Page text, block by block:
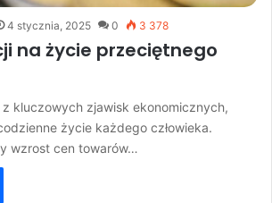
4 stycznia, 2025 0 3 378
na życie przeciętnego
kluczowych zjawisk ekonomicznych,
życie każdego człowieka.
wzrost cen towarów…